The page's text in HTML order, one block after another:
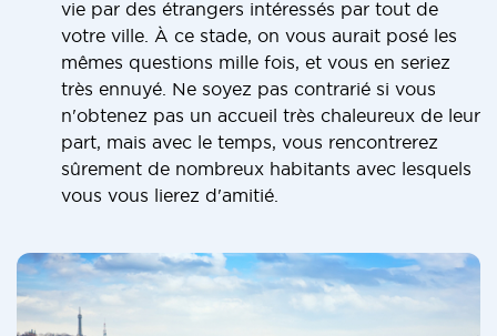
vie par des étrangers intéressés par tout de
votre ville. À ce stade, on vous aurait posé les
mêmes questions mille fois, et vous en seriez
très ennuyé. Ne soyez pas contrarié si vous
n'obtenez pas un accueil très chaleureux de leur
part, mais avec le temps, vous rencontrerez
sûrement de nombreux habitants avec lesquels
vous vous lierez d'amitié.